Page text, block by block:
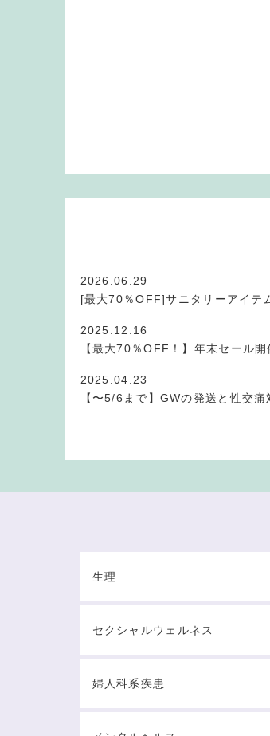
2026.06.29
[最大70％OFF]サニタリーアイテ
2025.12.16
【最大70％OFF！】年末セール
2025.04.23
【〜5/6まで】GWの発送と性交
生理
セクシャルウェルネス
婦人科系疾患